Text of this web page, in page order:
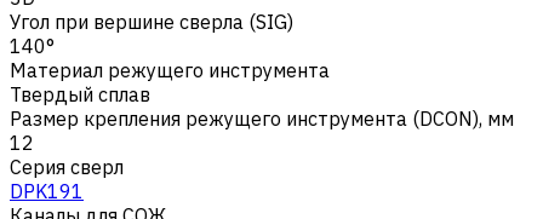
Угол при вершине сверла (SIG)
140°
Материал режущего инструмента
Твердый сплав
Размер крепления режущего инструмента (DCON), мм
12
Серия сверл
DPK191